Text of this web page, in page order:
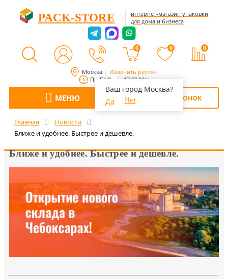
Москва Изменить регион
Ваш город Москва?
Да
Нет
Пн-Пт 8:00 - 17:00 Мск
PACK-STORE
интернет-магазин упаковки
для дома и бизнеса
0 0 0
МЕНЮ ОБРАТНЫЙ ЗВОНОК
Главная
Новости
Ближе и удобнее. Быстрее и дешевле.
Ближе и удобнее. Быстрее и дешевле.